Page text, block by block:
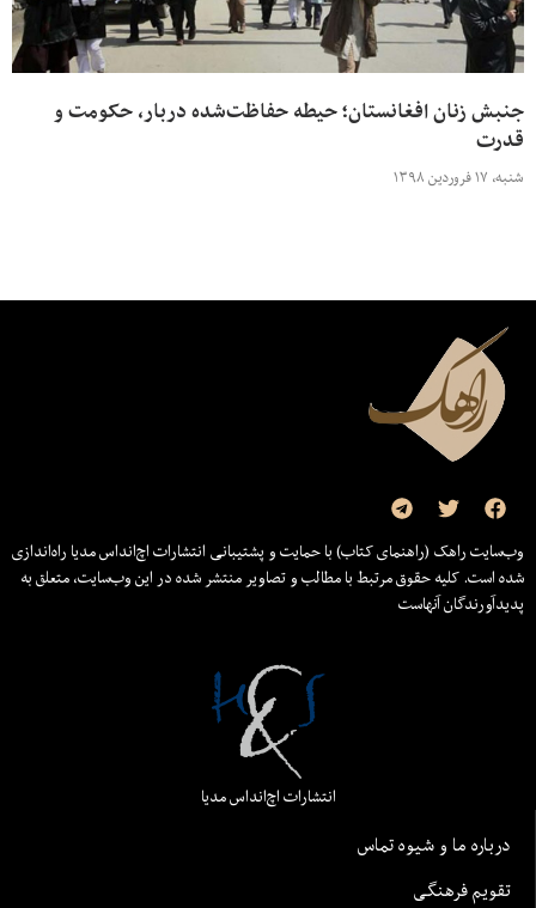
جنبش زنان افغانستان؛ حیطه‌ حفاظت‌شده‌ دربار، حکومت و
قدرت
شنبه، ۱۷ فروردین ۱۳۹۸
وب‌سایت راهک (راهنمای کتاب) با حمایت و پشتیبانی انتشارات اچ‌اند‌اس مدیا راه‌اندازی
شده است. کلیه حقوق مرتبط با مطالب و تصاویر منتشر شده در این وب‌سایت، متعلق به
پدیدآورندگان آنهاست
انتشارات اچ‌اند‌اس مدیا
درباره ما و شیوه تماس
تقویم فرهنگی